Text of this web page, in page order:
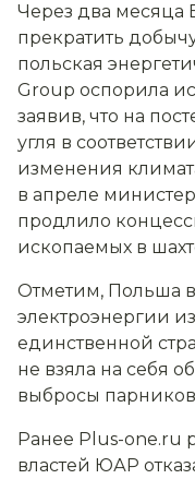
Через два месяца
прекратить
польская
Group оспорила
заявив, что на
угля в
изменения
в апреле
продлило
ископаемых в
Отметим, Польша
электроэнергии
единственной
не взяла на себя
выбросы
Ранее Plus-one.ru
властей ЮАР